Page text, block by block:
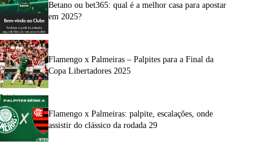
Betano ou bet365: qual é a melhor casa para apostar
em 2025?
Flamengo x Palmeiras – Palpites para a Final da
Copa Libertadores 2025
Flamengo x Palmeiras: palpite, escalações, onde
assistir do clássico da rodada 29